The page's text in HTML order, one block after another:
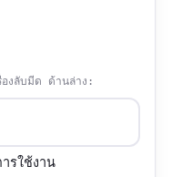
องลับมีด ด้านล่าง:
รใช้งาน